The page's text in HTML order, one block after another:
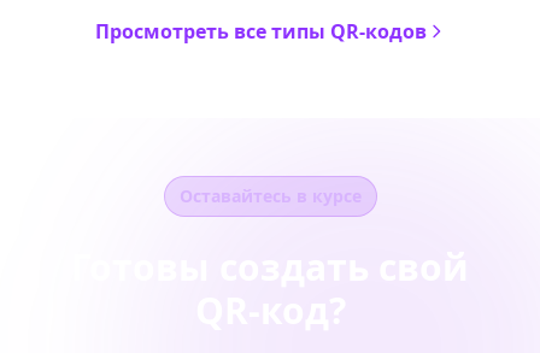
Просмотреть все типы QR-кодов
Оставайтесь в курсе